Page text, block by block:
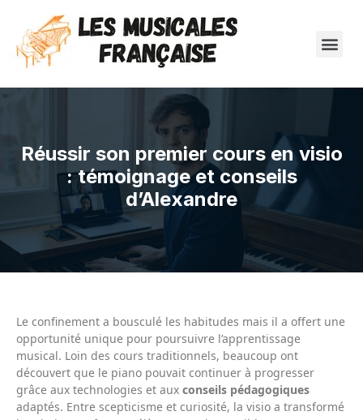
Réussir son premier cours en visio
: témoignage et conseils
d’Alexandre
Le confinement a bousculé les habitudes mais il a offert une
opportunité unique pour poursuivre l’apprentissage
musical. Loin des cours traditionnels, beaucoup ont
découvert que le piano pouvait continuer à progresser
grâce aux technologies et aux conseils pédagogiques
adaptés. Entre scepticisme et curiosité, la visio a transformé